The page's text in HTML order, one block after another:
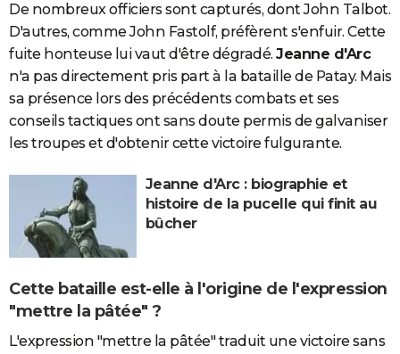
De nombreux officiers sont capturés, dont John Talbot.
D'autres, comme John Fastolf, préfèrent s'enfuir. Cette
fuite honteuse lui vaut d'être dégradé. Jeanne d'Arc
n'a pas directement pris part à la bataille de Patay. Mais
sa présence lors des précédents combats et ses
conseils tactiques ont sans doute permis de galvaniser
les troupes et d'obtenir cette victoire fulgurante.
Jeanne d'Arc : biographie et
histoire de la pucelle qui finit au
bûcher
Cette bataille est-elle à l'origine de l'expression
"mettre la pâtée" ?
L'expression "mettre la pâtée" traduit une victoire sans